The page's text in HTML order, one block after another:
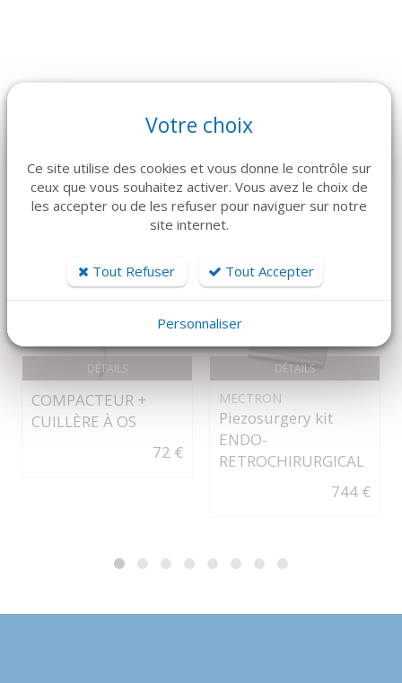
ARTICLES CONNEXES
produits plébiscités par nos clients
DÉTAILS
COMPACTEUR +
CUILLÈRE À OS
72 €
DÉTAILS
MECTRON
Piezosurgery kit
ENDO-
RETROCHIRURGICAL
744 €
Votre choix
Ce site utilise des cookies et vous donne le contrôle sur
ceux que vous souhaitez activer. Vous avez le choix de
les accepter ou de les refuser pour naviguer sur notre
site internet.
Tout Refuser Tout Accepter
Personnaliser